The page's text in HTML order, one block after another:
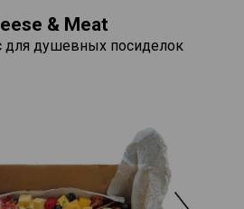
& Meat
для душевных посиделок